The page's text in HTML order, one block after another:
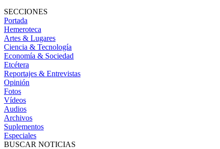
SECCIONES
Portada
Hemeroteca
Artes & Lugares
Ciencia & Tecnología
Economía & Sociedad
Etcétera
Reportajes & Entrevistas
Opinión
Fotos
Vídeos
Audios
Archivos
Suplementos
Especiales
BUSCAR NOTICIAS